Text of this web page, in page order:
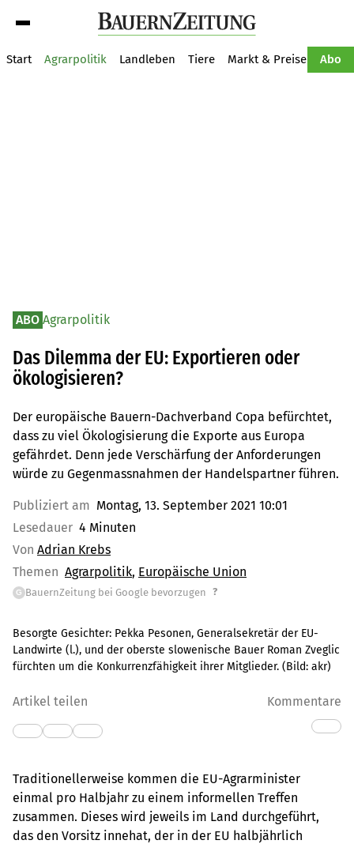
Start Agrarpolitik Landleben Tiere Markt & Preise Abo
ABO Agrarpolitik
Das Dilemma der EU: Exportieren oder
ökologisieren?
Der europäische Bauern-Dachverband Copa befürchtet,
dass zu viel Ökologisierung die Exporte aus Europa
gefährdet. Denn jede Verschärfung der Anforderungen
würde zu Gegenmassnahmen der Handelspartner führen.
Publiziert am Montag, 13. September 2021 10:01
Lesedauer 4 Minuten
Von Adrian Krebs
Themen Agrarpolitik Europäische Union
G BauernZeitung bei Google bevorzugen ?
Besorgte Gesichter: Pekka Pesonen, Generalsekretär der EU-
Landwirte (l.), und der oberste slowenische Bauer Roman Zveglic
fürchten um die Konkurrenzfähigkeit ihrer Mitglieder. (Bild: akr)
Artikel teilen Kommentare
Traditionellerweise kommen die EU-Agrarminister
einmal pro Halbjahr zu einem informellen Treffen
zusammen. Dieses wird jeweils im Land durchgeführt,
das den Vorsitz innehat, der in der EU halbjährlich